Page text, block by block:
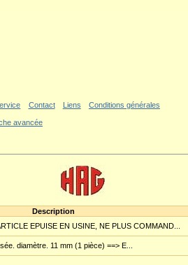
Contact Liens Conditions générales
avancée
Description
EPUISE EN USINE, NE PLUS COMMAND...
diamètre. 11 mm (1 pièce) ==> E...